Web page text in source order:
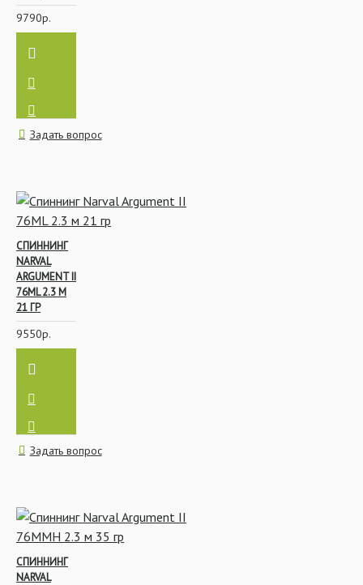
9790р.
Задать вопрос
СПИННИНГ
NARVAL
ARGUMENT II
76ML 2.3 М
21 ГР
9550р.
Задать вопрос
СПИННИНГ
NARVAL